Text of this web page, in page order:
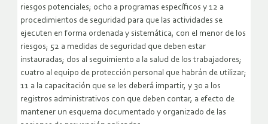
riesgos potenciales; ocho a programas específicos y 12 a
procedimientos de seguridad para que las actividades se
ejecuten en forma ordenada y sistemática, con el menor de los
riesgos; 52 a medidas de seguridad que deben estar
instauradas; dos al seguimiento a la salud de los trabajadores;
cuatro al equipo de protección personal que habrán de utilizar;
11 a la capacitación que se les deberá impartir, y 30 a los
registros administrativos con que deben contar, a efecto de
mantener un esquema documentado y organizado de las